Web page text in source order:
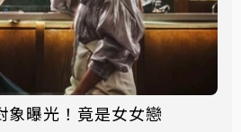
象曝光！竟是女女戀